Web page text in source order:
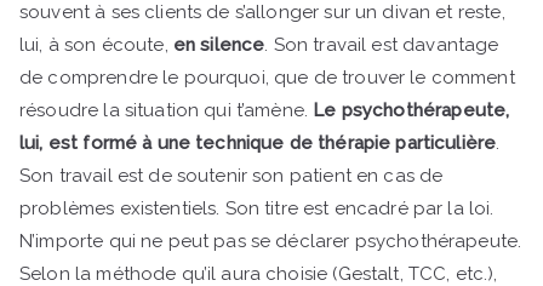
souvent à ses clients de s’allonger sur un divan et reste,
lui, à son écoute, en silence. Son travail est davantage
de comprendre le pourquoi, que de trouver le comment
résoudre la situation qui t’amène. Le psychothérapeute,
lui, est formé à une technique de thérapie particulière.
Son travail est de soutenir son patient en cas de
problèmes existentiels. Son titre est encadré par la loi.
N’importe qui ne peut pas se déclarer psychothérapeute.
Selon la méthode qu’il aura choisie (Gestalt, TCC, etc.),